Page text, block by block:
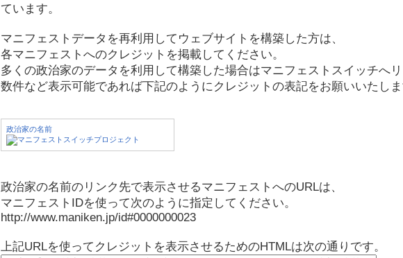
ています。
マニフェストデータを再利用してウェブサイトを構築した方は、
各マニフェストへのクレジットを掲載してください。
多くの政治家のデータを利用して構築した場合はマニフェストスイッチへリ
数件など表示可能であれば下記のようにクレジットの表記をお願いいたしま
政治家の名前
政治家の名前のリンク先で表示させるマニフェストへのURLは、
マニフェストIDを使って次のように指定してください。
http://www.maniken.jp/id#0000000023
上記URLを使ってクレジットを表示させるためのHTMLは次の通りです。